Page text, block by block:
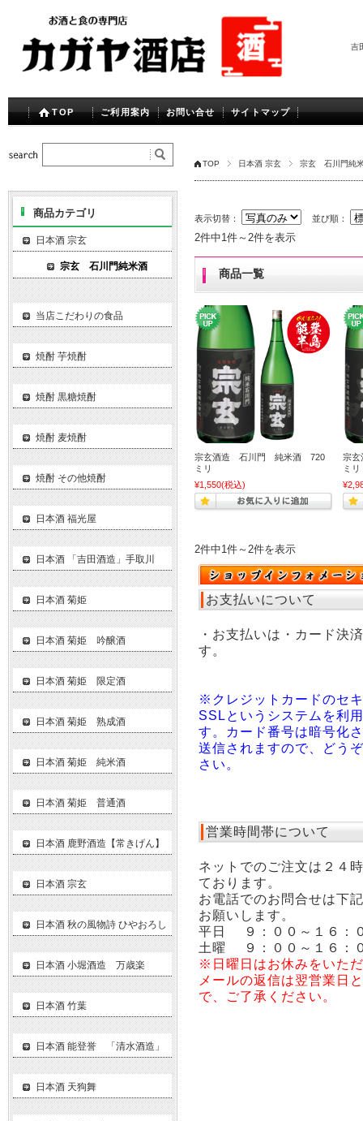
吉
TOP ご利用案内 お問い合せ サイトマップ
TOP 日本酒 宗玄 宗玄 石川門純
表示切替： 並び順：
2件中1件～2件を表示
商品一覧
宗玄酒造 石川門 純米酒 720
ミリ
¥1,550(税込)
宗
ミリ
2件中1件～2件を表示
お支払いについて
・お支払いは・カード決
す。
※クレジットカードのセ
SSLというシステムを利
す。カード番号は暗号化
送信されますので、どう
さい。
営業時間帯について
ネットでのご注文は２４
ております。
お電話でのお問合せは下
お願いします。
平日 ９：００～１６：
土曜 ９：００～１６：
※日曜日はお休みをいた
メールの返信は翌営業日
で、ご了承ください。
商品カテゴリ
日本酒 宗玄
宗玄 石川門純米酒
当店こだわりの食品
焼酎 芋焼酎
焼酎 黒糖焼酎
焼酎 麦焼酎
焼酎 その他焼酎
日本酒 福光屋
日本酒 「吉田酒造」手取川
日本酒 菊姫
日本酒 菊姫 吟醸酒
日本酒 菊姫 限定酒
日本酒 菊姫 熟成酒
日本酒 菊姫 純米酒
日本酒 菊姫 普通酒
日本酒 鹿野酒造【常きげん】
日本酒 宗玄
日本酒 秋の風物詩 ひやおろし
日本酒 小堀酒造 万歳楽
日本酒 竹葉
日本酒 能登誉 「清水酒造」
日本酒 天狗舞